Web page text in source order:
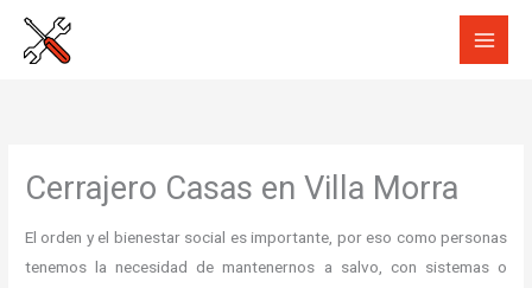
Cerrajero Casas en Villa Morra
El orden y el bienestar social es importante, por eso como personas
tenemos la necesidad de mantenernos a salvo, con sistemas o